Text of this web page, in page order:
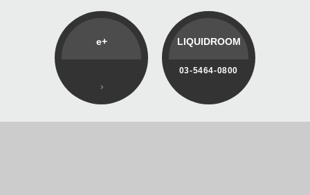
e+ LIQUIDROOM
03-5464-0800